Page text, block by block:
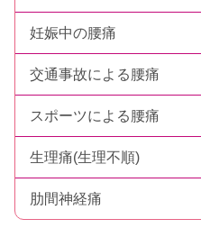
妊娠中の腰痛
交通事故による腰痛
スポーツによる腰痛
生理痛(生理不順)
肋間神経痛